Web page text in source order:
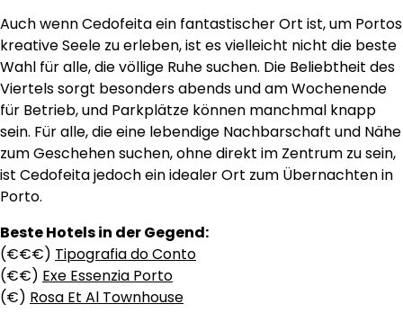
Auch wenn Cedofeita ein fantastischer Ort ist, um Portos
kreative Seele zu erleben, ist es vielleicht nicht die beste
Wahl für alle, die völlige Ruhe suchen. Die Beliebtheit des
Viertels sorgt besonders abends und am Wochenende
für Betrieb, und Parkplätze können manchmal knapp
sein. Für alle, die eine lebendige Nachbarschaft und Nähe
zum Geschehen suchen, ohne direkt im Zentrum zu sein,
ist Cedofeita jedoch ein idealer Ort zum Übernachten in
Porto.
Beste Hotels in der Gegend:
(€€€) Tipografia do Conto
(€€) Exe Essenzia Porto
(€) Rosa Et Al Townhouse